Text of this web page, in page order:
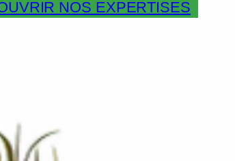
NOS EXPERTISES